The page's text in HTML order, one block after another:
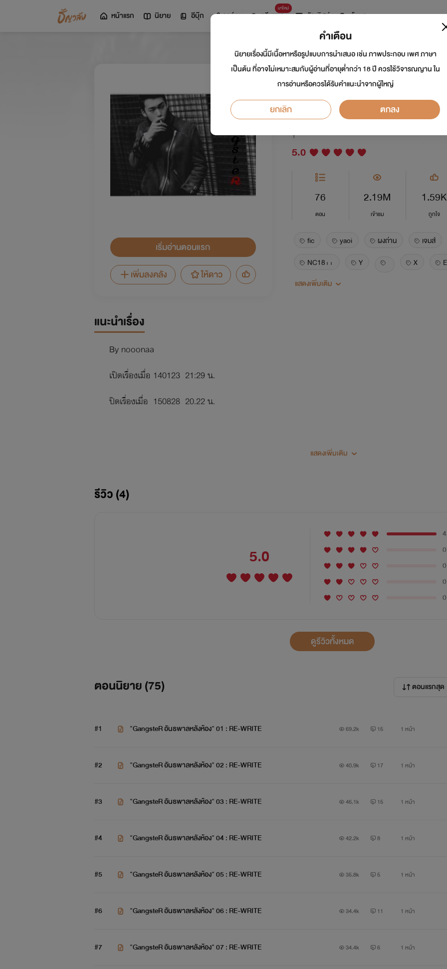
หน้าแรก นิยาย อีบุ๊ก การ์ตูน
มาใหม่
ดรีมแชท ธัญลิสต์ ค้นหา
เริ่มอ่านตอนแรก
เพิ่มลงคลัง
ให้ดาว
GangsteR "อันธพ
แล้ว]
นักเขียน:nooonaa
Y
5.0
76
ตอน
2.19M
เข้าชม
1.59K
ถูกใจ
fic yaoi ผงถ่าน เจมส์
NC18++
Y X
นิยาย
แสดงเพิ่มเติม
แนะนำเรื่อง
By nooonaa
เปิดเรื่องเมื่อ 140123 21:29 น.
ปิดเรื่องเมื่อ 150828 20.22 น.
ปล.เรื่องนี้เป็นเรื่องที่แยกมาจาก “ObserveR คุณมึงครับ มาเลียกู
ไปอ่านก่อนนะคะ ไม่งั้นอาจจะงงได้ (กดที่ชื่อเรื่องได้เลยค่ะ แปะลิ้งไว้แล้ว)
GangsteR
อันธพาลหลังห้อง
แสดงเพิ่มเติม
รีวิว (4)
5.0
4
0
0
0
0
ดูรีวิวทั้งหมด
ตอนนิยาย (75) ตอนแรกสุด
#1 "GangsteR อันธพาลหลังห้อง" 01 : RE-WRITE 69.2k 15 1 หน้า
#2 "GangsteR อันธพาลหลังห้อง" 02 : RE-WRITE 40.9k 17 1 หน้า
#3 "GangsteR อันธพาลหลังห้อง" 03 : RE-WRITE 46.1k 15 1 หน้า
#4 "GangsteR อันธพาลหลังห้อง" 04 : RE-WRITE 42.2k 8 1 หน้า
#5 "GangsteR อันธพาลหลังห้อง" 05 : RE-WRITE 35.8k 5 1 หน้า
#6 "GangsteR อันธพาลหลังห้อง" 06 : RE-WRITE 34.4k 11 1 หน้า
#7 "GangsteR อันธพาลหลังห้อง" 07 : RE-WRITE 34.4k 6 1 หน้า
คำเตือน
นิยายเรื่องนี้มีเนื้อหาหรือรูปแบบการนำเสนอ เช่น ภาพประกอบ เพศ ภาษา
เป็นต้น ที่อาจไม่เหมาะสมกับผู้อ่านที่อายุต่ำกว่า 18 ปี ควรใช้วิจารณญาน ใน
การอ่านหรือควรได้รับคำแนะนำจากผู้ใหญ่
ยกเลิก ตกลง